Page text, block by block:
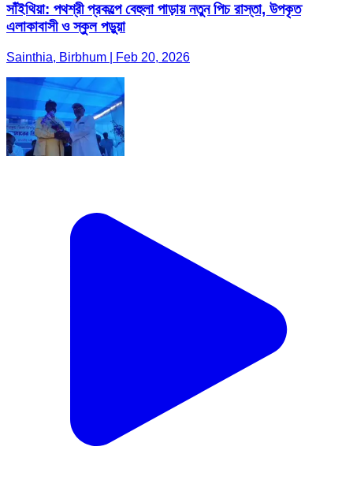
সাঁইথিয়া: পথশ্রী প্রকল্পে বেহুলা পাড়ায় নতুন পিচ রাস্তা, উপকৃত
এলাকাবাসী ও স্কুল পড়ুয়া
Sainthia, Birbhum | Feb 20, 2026